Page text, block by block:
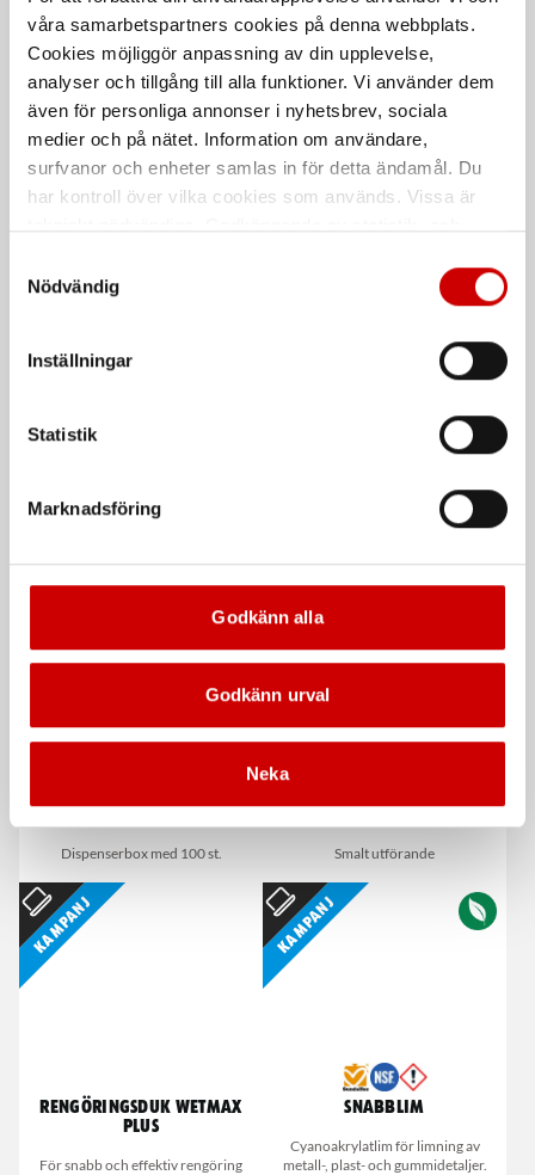
våra samarbetspartners cookies på denna webbplats.
Cookies möjliggör anpassning av din upplevelse,
analyser och tillgång till alla funktioner. Vi använder dem
även för personliga annonser i nyhetsbrev, sociala
medier och på nätet. Information om användare,
surfvanor och enheter samlas in för detta ändamål. Du
har kontroll över vilka cookies som används. Vissa är
länder utanför EU med olika dataskyddsnormer. Genom
att godkänna samtycker du till sådana överföringar. Läs
Nödvändig
Inställningar
Statistik
Marknadsföring
Godkänn alla
Godkänn urval
Neka
Instickskoppling
skarvanslutning rak
KQ2H-00A. SMC
Instickskoppling plugg
KQ2P. SMC
skarvanslutning
Rak skarv 7580
Kampanj
Dispenserbox med 100 st. Smalt utförande
Kampanj
Rengöringsduk Wetmax
Plus
För snabb och effektiv rengöring
Kampanj
Snabblim
Cyanoakrylatlim för limning av
metall-, plast- och gummidetaljer.